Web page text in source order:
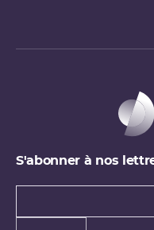
S'abonner à nos
Types de